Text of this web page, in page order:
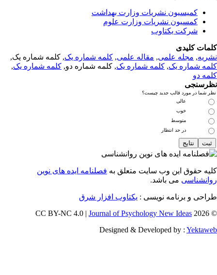
کمیسیون نشریات وزارت بهداشت
کمسیون نشریات وزارت علوم
شرکت یکتاوب
کلیدی
,مجله علمی, مقاله علمی, کلمه شماره یک, کلمه شماره یک,
شماره یک,کلمه شماره یک, کلمه شماره دو,کلمه شماره یک,
دو
شما در مورد قالب جدید چیست؟
عالی
خوب
متوسط
در حد انتظار
حقوق این وب سایت متعلق بهفصلنامه ایده های نوین
می باشد.
و برنامه نویسی : یکتاوب افزار شرق
©
Journal of Psychology New Ideas
Designed & Developed by :